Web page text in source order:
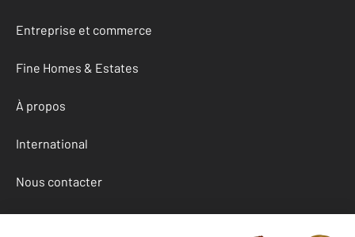
Entreprise et commerce
Fine Homes & Estates
À propos
International
Nous contacter